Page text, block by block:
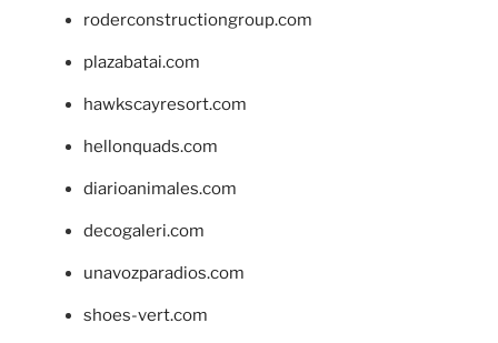
roderconstructiongroup.com
plazabatai.com
hawkscayresort.com
hellonquads.com
diarioanimales.com
decogaleri.com
unavozparadios.com
shoes-vert.com